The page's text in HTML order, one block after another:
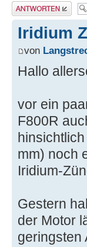
Antwort schreiben
Iridium
von
Hallo
vor ein
F800R
mm) noch
Iridium-
Gestern
der Motor
geringsten